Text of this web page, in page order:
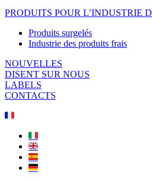
PRODUITS POUR L’INDUSTRIE
Produits surgelés
Industrie des produits frais
NOUVELLES
DISENT SUR NOUS
LABELS
CONTACTS
🇫🇷
🇮🇹
🇬🇧
🇪🇸
🇩🇪